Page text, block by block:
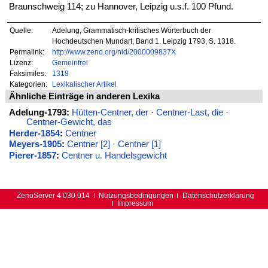
Braunschweig 114; zu Hannover, Leipzig u.s.f. 100 Pfund.
Quelle:
Adelung, Grammatisch-kritisches Wörterbuch der
Hochdeutschen Mundart, Band 1. Leipzig 1793, S. 1318.
Permalink:
http://www.zeno.org/nid/2000009837X
Lizenz:
Gemeinfrei
Faksimiles:
1318
Kategorien:
Lexikalischer Artikel
Ähnliche Einträge in anderen Lexika
Adelung-1793: Hütten-Centner, der· Centner-Last, die·
Centner-Gewicht, das
Herder-1854: Centner
Meyers-1905: Centner [2] · Centner [1]
Pierer-1857: Centner u. Handelsgewicht
ZenoServer 4.030.014 Nutzungsbedingungen
Datenschutzerklärung
Impressum